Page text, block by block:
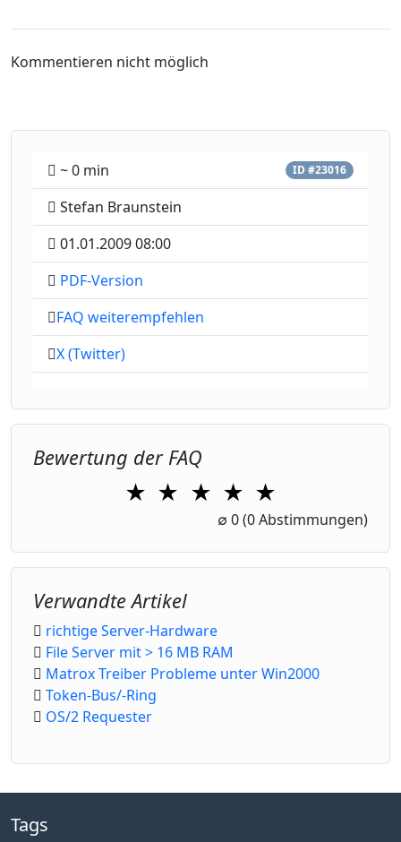
Kommentieren nicht möglich
~ 0 min ID #23016
Stefan Braunstein
01.01.2009 08:00
PDF-Version
FAQ weiterempfehlen
X (Twitter)
Bewertung der FAQ
★ ★
2 Stars
★
3 Stars
★
4 Stars
★
5 Stars
∅ 0(0 Abstimmungen)
Verwandte Artikel
richtige Server-Hardware
File Server mit > 16 MB RAM
Matrox Treiber Probleme unter Win2000
Token-Bus/-Ring
OS/2 Requester
Tags